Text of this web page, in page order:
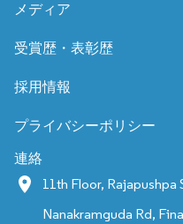
メディア
受賞歴・表彰歴
採用情報
プライバシーポリシー
連絡
11th Floor, Rajapushpa
Nanakramguda Rd,